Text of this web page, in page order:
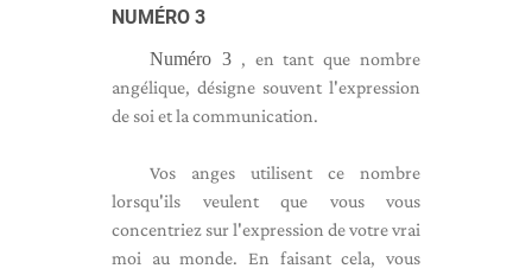
NUMÉRO 3
Numéro 3, en tant que nombre
angélique, désigne souvent l'expression
de soi et la communication.
Vos anges utilisent ce nombre
lorsqu'ils veulent que vous vous
concentriez sur l'expression de votre vrai
moi au monde. En faisant cela, vous